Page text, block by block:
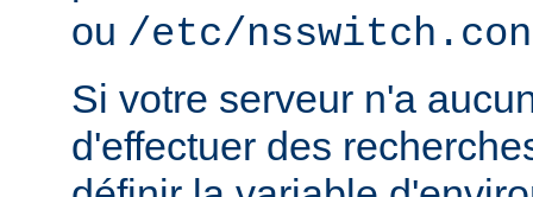
ou /etc/
Si votre serveur n'a
d'effectuer des